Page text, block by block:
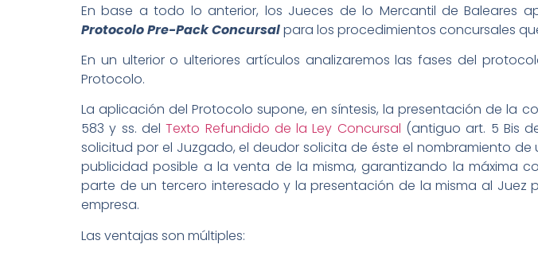
En base a todo lo anterior, los Jueces de lo Mercantil de Baleares
Protocolo Pre-Pack Concursalpara los procedimientos concursales
En un ulterior o ulteriores artículos analizaremos las fases del
Protocolo.
La aplicación del Protocolo supone, en síntesis, la presentación de la
583 y ss. delTexto Refundido de la Ley Concursal (antiguo art. 5 Bis
solicitud por el Juzgado, el deudor solicita de éste el nombramiento
publicidad posible a la venta de la misma, garantizando la máxima
parte de un tercero interesado y la presentación de la misma al
empresa.
Las ventajas son múltiples: